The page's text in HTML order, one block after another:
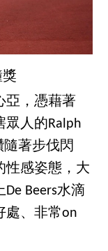
獎
亞，憑藉著
眾人的Ralph
隨著步伐閃
性感姿態，大
Beers水滴
處、非常on